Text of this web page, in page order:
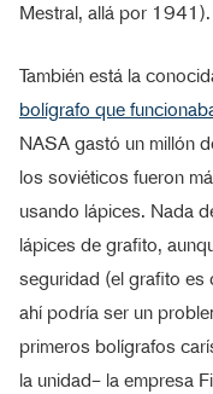
Mestral, allá por 1941).
También está la
bolígrafo que
NASA gastó un millón
los soviéticos fueron
usando lápices. Nada
lápices de grafito,
seguridad (el grafito es
ahí podría ser un
primeros bolígrafos
la unidad– la empresa